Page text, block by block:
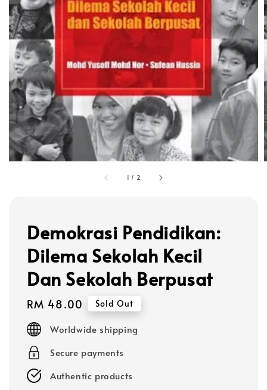
1 / 2
Demokrasi Pendidikan:
Dilema Sekolah Kecil
Dan Sekolah Berpusat
Regular
price
RM 48.00 Sold Out
Worldwide shipping
Secure payments
Authentic products